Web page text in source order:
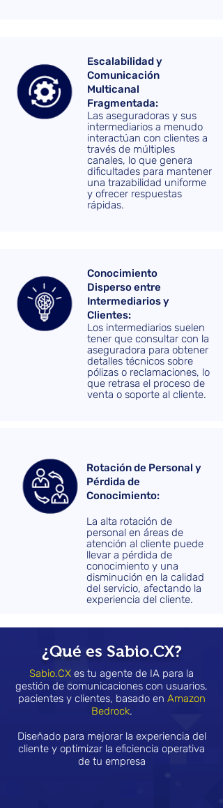
Escalabilidad y
Comunicación
Multicanal
Fragmentada:
Las aseguradoras y sus
intermediarios a menudo
interactúan con clientes a
través de múltiples
canales, lo que genera
dificultades para mantener
una trazabilidad uniforme
y ofrecer respuestas
rápidas.
Conocimiento
Disperso entre
Intermediarios y
Clientes:
Los intermediarios suelen
tener que consultar con la
aseguradora para obtener
detalles técnicos sobre
pólizas o reclamaciones, lo
que retrasa el proceso de
venta o soporte al cliente.
Rotación de Personal y
Pérdida de
Conocimiento:
La alta rotación de
personal en áreas de
atención al cliente puede
llevar a pérdida de
conocimiento y una
disminución en la calidad
del servicio, afectando la
experiencia del cliente.
¿Qué es Sabio.CX?
Sabio.CX es tu agente de IA para la
gestión de comunicaciones con usuarios,
pacientes y clientes, basado en Amazon
Bedrock.
Diseñado para mejorar la experiencia del
cliente y optimizar la eficiencia operativa
de tu empresa